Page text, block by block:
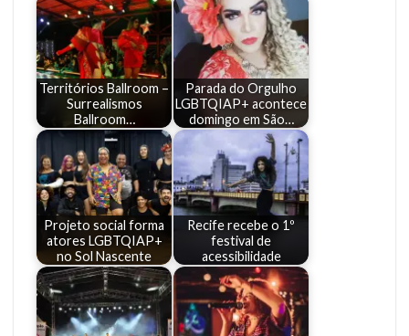
Territórios Ballroom –
Surrealismos
Ballroom…
Parada do Orgulho
LGBTQIAP+ acontece
domingo em São…
Projeto social forma
atores LGBTQIAP+
no Sol Nascente
Recife recebe o 1º
festival de
acessibilidade